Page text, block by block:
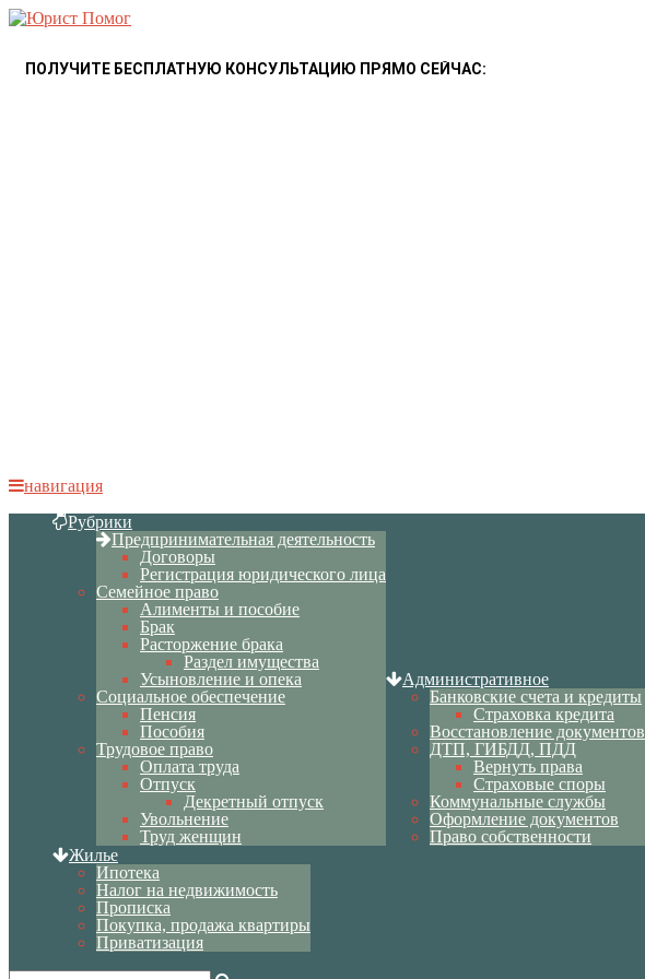
ПОЛУЧИТЕ БЕСПЛАТНУЮ КОНСУЛЬТАЦИЮ ПРЯМО СЕЙЧАС:
навигация
Рубрики
Предпринимательная деятельность
Договоры
Регистрация юридического лица
Семейное право
Алименты и пособие
Брак
Расторжение брака
Раздел имущества
Усыновление и опека
Социальное обеспечение
Пенсия
Пособия
Трудовое право
Оплата труда
Отпуск
Декретный отпуск
Увольнение
Труд женщин
Административное
Банковские счета и кредиты
Страховка кредита
Восстановление документов
ДТП, ГИБДД, ПДД
Вернуть права
Страховые споры
Коммунальные службы
Оформление документов
Право собственности
Жилье
Ипотека
Налог на недвижимость
Прописка
Покупка, продажа квартиры
Приватизация